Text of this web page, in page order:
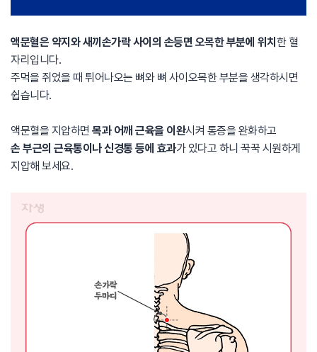
액문혈은 약지와 새끼손가락 사이의 손등면 오목한 부분에 위치 한 혈
자리입니다.
주먹을 쥐었을 때 튀어나오는 뼈와 뼈 사이오목한 부분을 생각하시면
쉽습니다.
액문혈을 지압하면 목과 어깨 근육을 이완시켜 통증을 완화하고
손 부근의 근육통이나 신경통 등에 효과가 있다고 하니 꾹꾹 시원하게
지압해 보세요.